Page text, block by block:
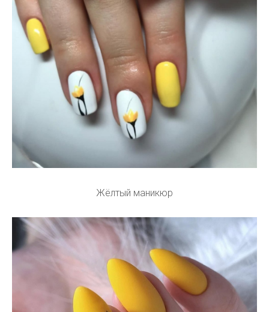
Жёлтый маникюр